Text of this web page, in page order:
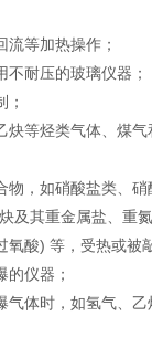
等加热操作；
耐压的玻璃仪器；
炔等烃类气体、煤
，如硝酸盐类、硝
及其重金属盐、重
氧酸) 等，受热或被
的仪器；
气体时，如氢气、